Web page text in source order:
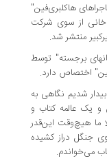
هاکلبری‌فین"
از سوی شرکت
منتشر شد.
برجسته" توسط
اختصاص دارد.
شدیم نگاهی به
و یک عالمه کتاب و
ما هیچ‌وقت این‌قدر
جنگل دراز کشیده
می‌خواندم.